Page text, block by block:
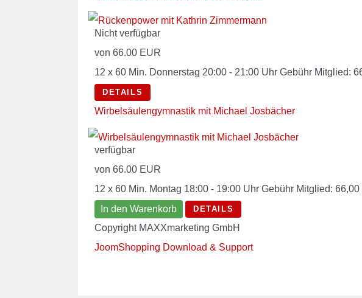
Nicht verfügbar
von 66.00 EUR
12 x 60 Min. Donnerstag 20:00 - 21:00 Uhr Gebühr Mitglied:
DETAILS
Wirbelsäulengymnastik mit Michael Josbächer
verfügbar
von 66.00 EUR
12 x 60 Min. Montag 18:00 - 19:00 Uhr Gebühr Mitglied:
In den Warenkorb
DETAILS
Copyright MAXXmarketing GmbH
JoomShopping Download & Support